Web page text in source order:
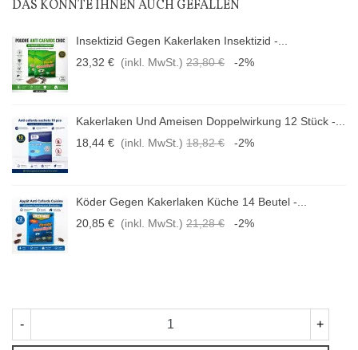
DAS KÖNNTE IHNEN AUCH GEFALLEN
Insektizid Gegen Kakerlaken Insektizid -...
23,32 € (inkl. MwSt.) 23,80 € -2%
Kakerlaken Und Ameisen Doppelwirkung 12 Stück -...
18,44 € (inkl. MwSt.) 18,82 € -2%
Köder Gegen Kakerlaken Küche 14 Beutel -...
20,85 € (inkl. MwSt.) 21,28 € -2%
- +